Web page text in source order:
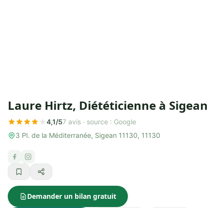
Laure Hirtz, Diététicienne à Sigean
4,1/57 avis · source : Google
3 Pl. de la Méditerranée, Sigean 11130, 11130
Demander un bilan gratuit